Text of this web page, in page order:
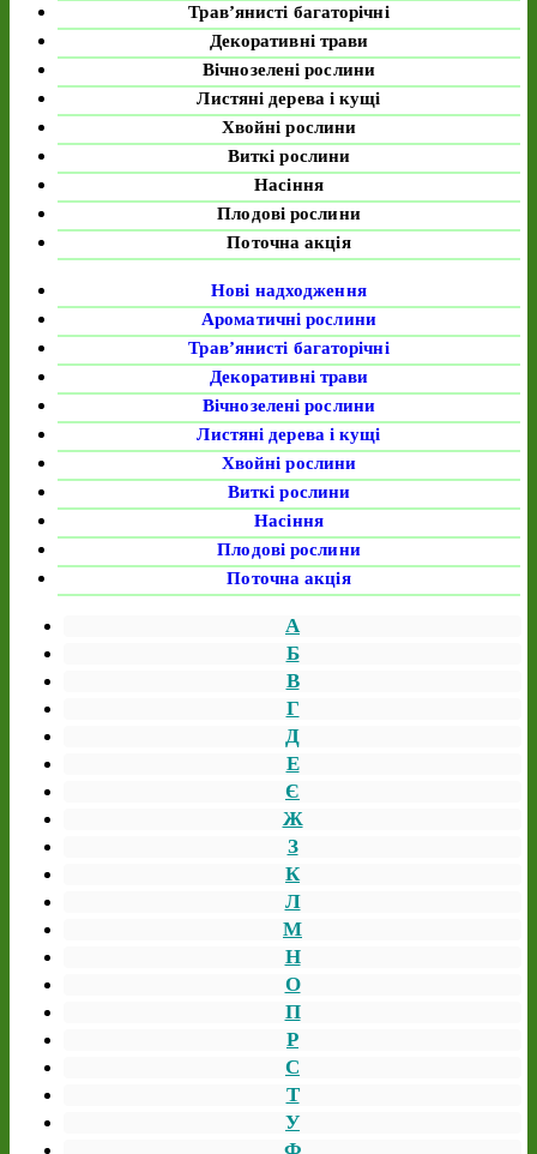
Трав’янисті багаторічні
Декоративні трави
Вічнозелені рослини
Листяні дерева і кущі
Хвойні рослини
Виткі рослини
Насіння
Плодові рослини
Поточна акція
Нові надходження
Ароматичні рослини
Трав’янисті багаторічні
Декоративні трави
Вічнозелені рослини
Листяні дерева і кущі
Хвойні рослини
Виткі рослини
Насіння
Плодові рослини
Поточна акція
А
Б
В
Г
Д
Е
Є
Ж
З
К
Л
М
Н
О
П
Р
С
Т
У